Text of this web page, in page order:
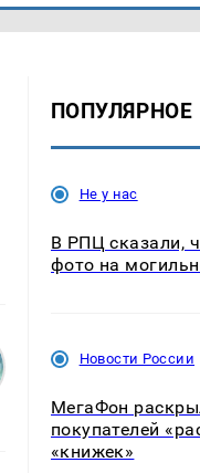
ПОПУЛЯРНОЕ
Не у нас
В РПЦ сказали,
фото на
Новости России
МегаФон
покупателей
«книжек»